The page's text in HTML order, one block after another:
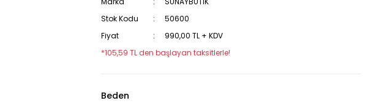
Stok Kodu
50600
Fiyat
990,00 TL + KDV
*105,59 TL den başlayan taksitlerle!
Beden